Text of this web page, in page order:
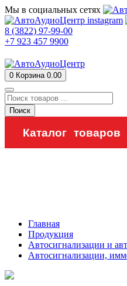
Мы в социальных сетях
8 (3822) 97-99-00
+7 923 457 9900
0 Корзина 0.00
Поиск
Каталог товаров
Главная
Продукция
Автосигнализации и
Автосигнализации,